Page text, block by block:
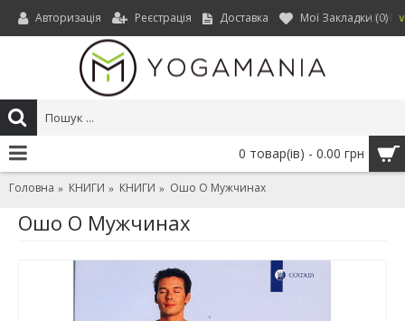
UAH ∨
Авторизація Реєстрація Доставка Мої Закладки (0)
0 товар(ів) - 0.00 грн
Головна КНИГИ КНИГИ Ошо О Мужчинах
Ошо О Мужчинах